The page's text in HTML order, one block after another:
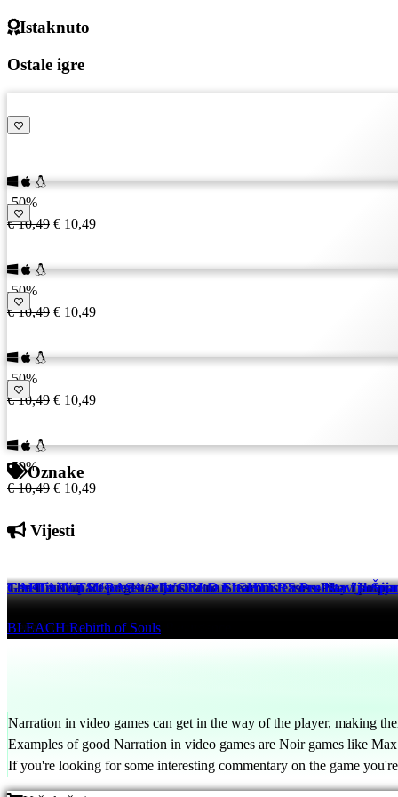
Istaknuto
Ostale igre
-50%
€ 10,49 € 10,49
-50%
€ 10,49 € 10,49
-50%
€ 10,49 € 10,49
-50%
€ 10,49 € 10,49
Oznake
Vijesti
The Division Resurgence lansira na Steamu s Cross-Play i
Tom Clancy's The Division Resurgence
Genshin Impact predstavlja Odette u novom teaseru lika
Genshin Impact 9 hrs ago
CAPTAIN TSUBASA 2: WORLD FIGHTERS Predstavlja
BLEACH Rebirth of Souls
Narration in video games can get in the way of the player, making
Examples of good Narration in video games are Noir games like
If you're looking for some interesting commentary on the game